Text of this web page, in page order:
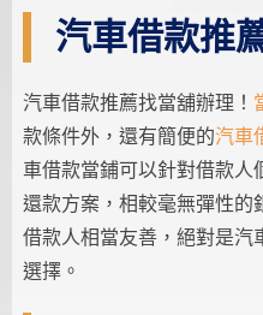
汽車借款推
汽車借款推薦找當舖辦理！
款條件外，還有簡便的汽車
車借款當鋪可以針對借款人
還款方案，相較毫無彈性的
借款人相當友善，絕對是汽
選擇。